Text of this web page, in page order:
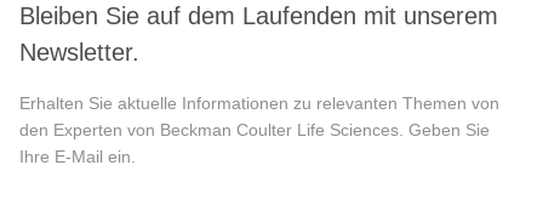
Bleiben Sie auf dem Laufenden mit unserem
Newsletter.
Erhalten Sie aktuelle Informationen zu relevanten Themen von
den Experten von Beckman Coulter Life Sciences. Geben Sie
Ihre E-Mail ein.